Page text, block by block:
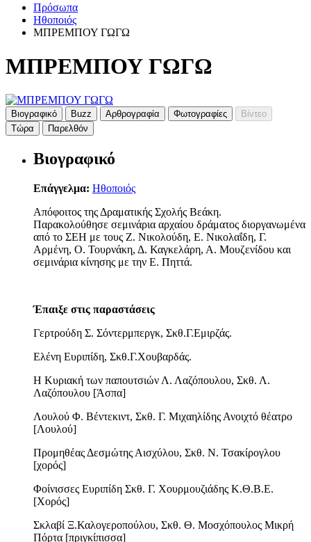
Πρόσωπα
Ηθοποιός
ΜΠΡΕΜΠΟΥ ΓΩΓΩ
ΜΠΡΕΜΠΟΥ ΓΩΓΩ
Βιογραφικό Buzz Αρθρογραφία Φωτογραφίες
Βίντεο
Τώρα
Παρελθόν
Βιογραφικό
Επάγγελμα: Ηθοποιός
Απόφοιτος της Δραματικής Σχολής Βεάκη.
Παρακολούθησε σεμινάρια αρχαίου δράματος διοργανωμένα
από το ΣΕΗ με τους Ζ. Νικολούδη, Ε. Νικολαΐδη, Γ.
Αρμένη, Ο. Τουρνάκη, Δ. Καγκελάρη, Α. Μουζενίδου και
σεμινάρια κίνησης με την Ε. Πηττά.
Έπαιξε στις παραστάσεις
Γερτρούδη Σ. Σόντερμπεργκ, Σκθ.Γ.Εμιρζάς.
Ελένη Ευριπίδη, Σκθ.Γ.Χουβαρδάς.
Η Κυριακή των παπουτσιών Λ. Λαζόπουλου, Σκθ. Λ.
Λαζόπουλου [Άσπα]
Λουλού Φ. Βέντεκιντ, Σκθ. Γ. Μιχαηλίδης Ανοιχτό θέατρο
[Λουλού]
Προμηθέας Δεσμώτης Αισχύλου, Σκθ. Ν. Τσακίρογλου
[χορός]
Φοίνισσες Ευριπίδη Σκθ. Γ. Χουρμουζιάδης Κ.Θ.Β.Ε.
[Χορός]
Σκλαβί Ξ.Καλογεροπούλου, Σκθ. Θ. Μοσχόπουλος Μικρή
Πόρτα [πριγκίπισσα]